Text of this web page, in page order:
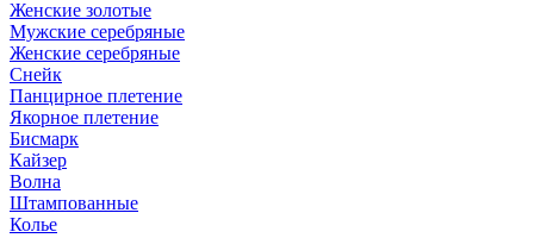
Женские золотые
Мужские серебряные
Женские серебряные
Снейк
Панцирное плетение
Якорное плетение
Бисмарк
Кайзер
Волна
Штампованные
Колье